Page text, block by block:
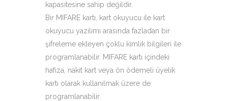
kapasitesine sahip değildir.
Bir MIFARE kartı, kart okuyucu ile kart
okuyucu yazılımı arasında fazladan bir
şifreleme ekleyen çoklu kimlik bilgileri ile
programlanabilir. MIFARE kartı içindeki
hafıza, nakit kart veya ön ödemeli üyelik
kartı olarak kullanılmak üzere de
programlanabilir.